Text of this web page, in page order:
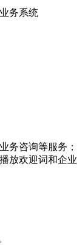
务系统
务咨询等服务；
放欢迎词和企业